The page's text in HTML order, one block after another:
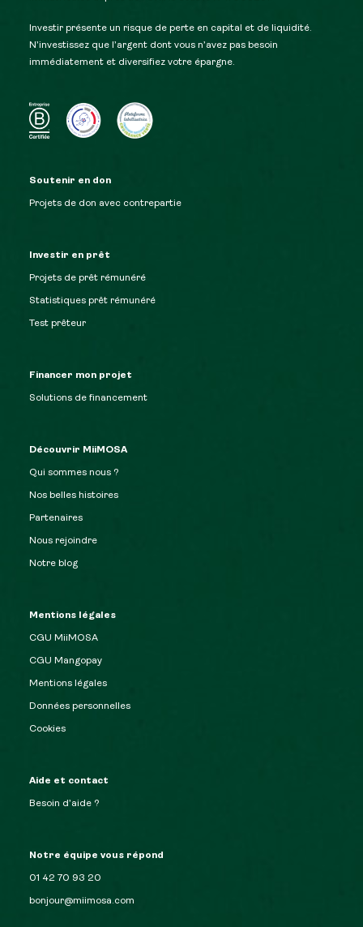
Investir présente un risque de perte en capital et de liquidité.
N’investissez que l’argent dont vous n’avez pas besoin
immédiatement et diversifiez votre épargne.
Soutenir en don
Projets de don avec contrepartie
Investir en prêt
Projets de prêt rémunéré
Statistiques prêt rémunéré
Test prêteur
Financer mon projet
Solutions de financement
Découvrir MiiMOSA
Qui sommes nous ?
Nos belles histoires
Partenaires
Nous rejoindre
Notre blog
Mentions légales
CGU MiiMOSA
CGU Mangopay
Mentions légales
Données personnelles
Cookies
Aide et contact
Besoin d’aide ?
Notre équipe vous répond
01 42 70 93 20
bonjour@miimosa.com